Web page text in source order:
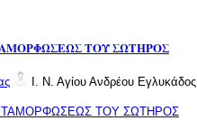
ΤΟΥ ΣΩΤΗΡΟΣ
Ι. Ν. Αγίου Ανδρέου Εγλυκάδος